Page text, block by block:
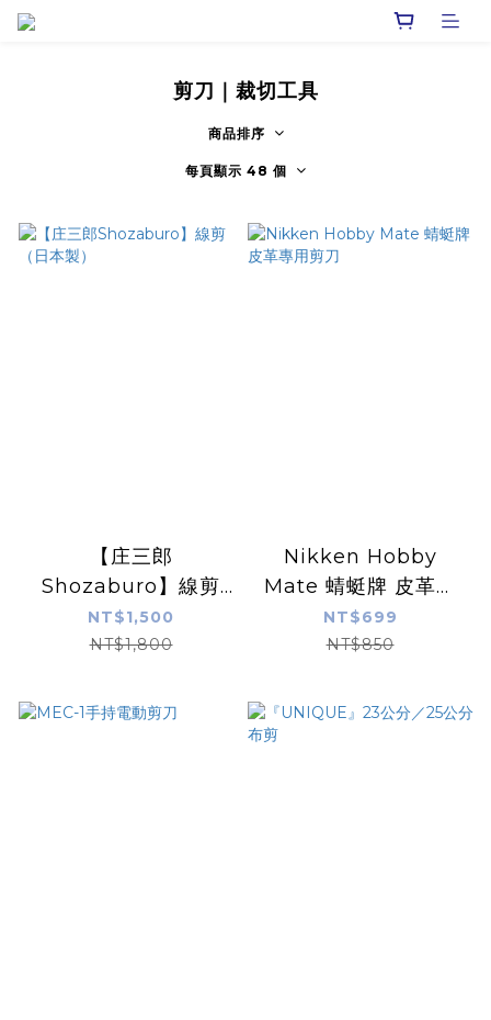
剪刀｜裁切工具
商品排序
每頁顯示 48 個
【庄三郎
Shozaburo】線剪
（日本製）
NT$1,500
NT$1,800
Nikken Hobby
Mate 蜻蜓牌 皮革專
用剪刀
NT$699
NT$850